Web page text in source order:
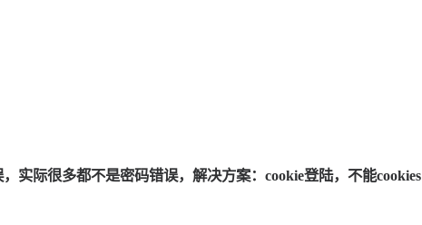
实际很多都不是密码错误，解决方案：cookie登陆，不能cookies